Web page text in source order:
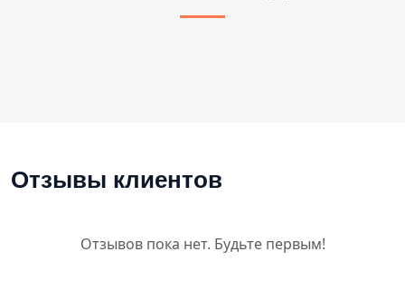
Отзывы клиентов
Отзывов пока нет. Будьте первым!